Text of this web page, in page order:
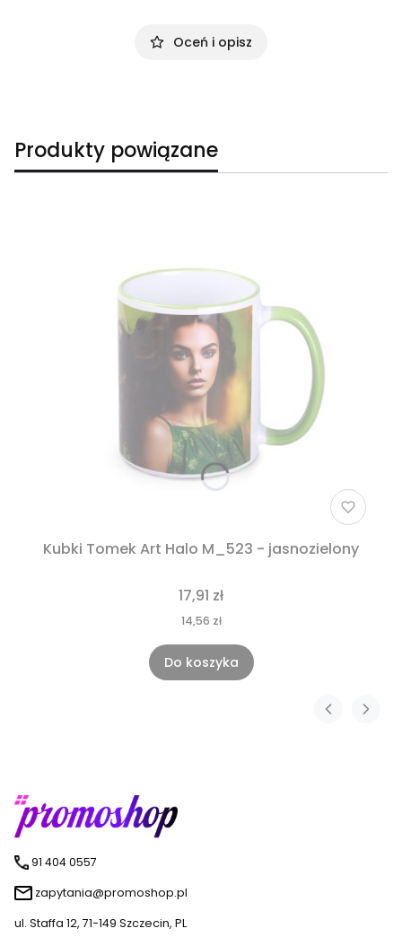
Oceń i opisz
Produkty powiązane
Kubki Tomek Art Halo M_523 - jasnozielony
17,91 zł
14,56 zł
Do koszyka
91 404 0557
zapytania@promoshop.pl
ul. Staffa 12, 71-149 Szczecin, PL